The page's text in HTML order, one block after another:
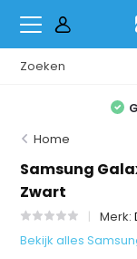
Home
Samsung
Zwart
Merk:
Bekijk alles